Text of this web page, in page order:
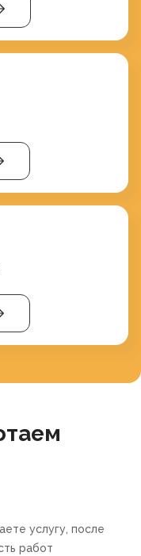
услугу, после
работ